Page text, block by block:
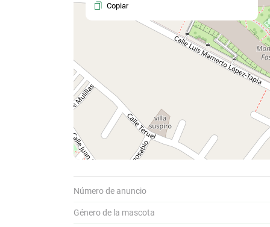
Copiar
Número de anuncio
Género de la mascota